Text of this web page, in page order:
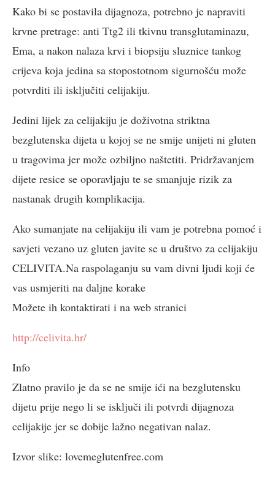
Kako bi se postavila dijagnoza, potrebno je napraviti
krvne pretrage: anti Ttg2 ili tkivnu transglutaminazu,
Ema, a nakon nalaza krvi i biopsiju sluznice tankog
crijeva koja jedina sa stopostotnom sigurnošću može
potvrditi ili isključiti celijakiju.
Jedini lijek za celijakiju je doživotna striktna
bezglutenska dijeta u kojoj se ne smije unijeti ni gluten
u tragovima jer može ozbiljno naštetiti. Pridržavanjem
dijete resice se oporavljaju te se smanjuje rizik za
nastanak drugih komplikacija.
Ako sumanjate na celijakiju ili vam je potrebna pomoć i
savjeti vezano uz gluten javite se u društvo za celijakiju
CELIVITA.Na raspolaganju su vam divni ljudi koji će
vas usmjeriti na daljne korake
Možete ih kontaktirati i na web stranici
http://celivita.hr/
Info
Zlatno pravilo je da se ne smije ići na bezglutensku
dijetu prije nego li se isključi ili potvrdi dijagnoza
celijakije jer se dobije lažno negativan nalaz.
Izvor slike: lovemeglutenfree.com